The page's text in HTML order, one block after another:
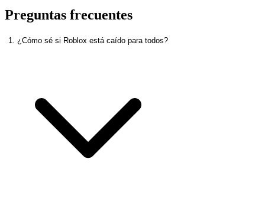
Preguntas frecuentes
1. ¿Cómo sé si Roblox está caído para todos?